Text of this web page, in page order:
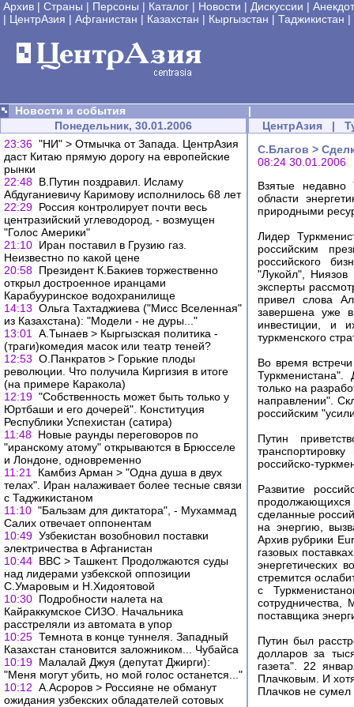
Архив | Страны | Персоны | Каталог | Новости | Дискуссии |
| ЦентрАзия | Афганистан | Казахстан | Кыргызстан | Таджикистан |
Новости и события
|
Понедельник, 30.01.2006
23:36 "НИ" > Отмычка от Запада. ЦентрАзия
даст Китаю прямую дорогу на европейские
рынки
22:48 В.Путин поздравил. Исламу
Абдуганиевичу Каримову исполнилось 68 лет
22:29 Россия контролирует почти весь
центразийский углеводород, - возмущен
"Голос Америки"
21:10 Иран поставил в Грузию газ.
Неизвестно по какой цене
20:58 Президент К.Бакиев торжественно
открыл достроенное иранцами
Карабууринское водохранилище
14:13 Ольга Тахтаджиева ("Мисс Вселенная"
из Казахстана): "Модели - не дуры..."
13:01
А.Тынаев > Кыргызская политика -
(траги)комедия масок или театр теней?
12:53 О.Панкратов > Горькие плоды
революции. Что получила Киргизия в итоге
(на примере Каракола)
12:19 "Собственность может быть только у
Юртбаши и его дочерей". Конституция
Республики Успехистан (сатира)
11:48 Новые раунды переговоров по
"иранскому атому" открываются в Брюсселе
и Лондоне, одновременно
11:21
Камбиз Арман > "Одна душа в двух
телах". Иран налаживает более тесные связи
с Таджикистаном
11:10 "Бальзам для диктатора", - Мухаммад
Салих отвечает оппонентам
10:49 Узбекистан возобновил поставки
электричества в Афганистан
10:44 ВВС > Ташкент. Продолжаются суды
над лидерами узбекской оппозиции
С.Умаровым и Н.Хидоятовой
10:30 Подробности налета на
Кайраккумское СИЗО. Начальника
расстреляли из автомата в упор
10:25 Темнота в конце туннеля. Западный
Казахстан становится заложником... Чубайса
10:19 Малалай Джуя (депутат Джирги):
"Меня могут убить, но мой голос останется..."
10:12 А.Асроров > Россияне не обманут
ожидания узбекских обладателей сотовых
ЦентрАзия |
С.Благов >
08:24 30.01.2006
Взятые недавно
области
природными
Лидер
российским
российского
"Лукойл", Ниязов
эксперты
привел слова
завершена уже
инвестиции, и
туркменского
Во время
Туркменистана".
только на
направлении".
российским
Путин
российско-
Развитие
сделанные
на энергию,
Архив рубрики
газовых
энергетических
стремится
с
сотрудничества,
поставщика
Путин был
долларов за
газета". 22
Плачковым. И
Плачков не сумел